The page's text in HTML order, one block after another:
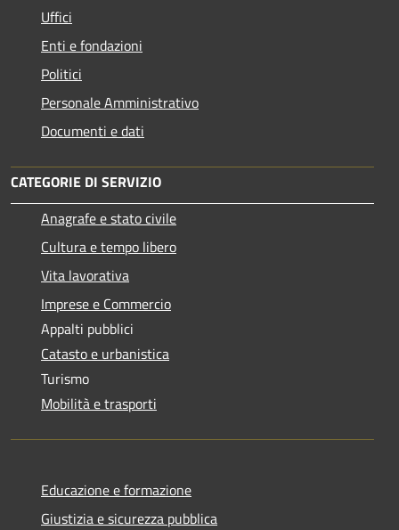
Uffici
Enti e fondazioni
Politici
Personale Amministrativo
Documenti e dati
CATEGORIE DI SERVIZIO
Anagrafe e stato civile
Cultura e tempo libero
Vita lavorativa
Imprese e Commercio
Appalti pubblici
Catasto e urbanistica
Turismo
Mobilità e trasporti
Educazione e formazione
Giustizia e sicurezza pubblica